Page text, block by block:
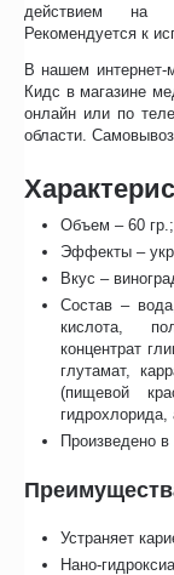
действием на
Рекомендуется к
В нашем интернет-
Кидс в магазине
онлайн или по
области.
Объем – 60 гр.;
Эффекты –
Вкус –
Состав –
кислота,
концентрат
глутамат,
(пищевой
гидрохлорида,
Произведено в
Устраняет
Нано-